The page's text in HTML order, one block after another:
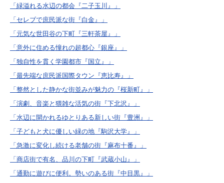
「緑溢れる水辺の都会『二子玉川』」
「セレブで庶民派な街『白金』」
「元気な世田谷の下町『三軒茶屋』」
「意外に住める憧れの超都心『銀座』」
「独自性を貫く学園都市『国立』」
「最先端な庶民派国際タウン『恵比寿』」
「整然とした静かな街並みが魅力の『桜新町』」
「演劇、音楽と猥雑な活気の街『下北沢』」
「水辺に開かれるゆとりある新しい街『豊洲』」
「子どもと犬に優しい緑の地『駒沢大学』」
「急激に変化し続ける老舗の街『麻布十番』」
「商店街で有名、品川の下町『武蔵小山』」
「通勤に遊びに便利。勢いのある街『中目黒』」